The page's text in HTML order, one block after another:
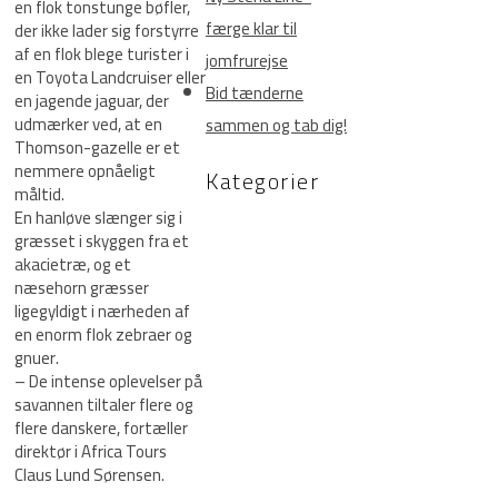
en flok tonstunge bøfler,
der ikke lader sig forstyrre
af en flok blege turister i
en Toyota Landcruiser eller
en jagende jaguar, der
udmærker ved, at en
Thomson-gazelle er et
nemmere opnåeligt
måltid.
En hanløve slænger sig i
græsset i skyggen fra et
akacietræ, og et
næsehorn græsser
ligegyldigt i nærheden af
en enorm flok zebraer og
gnuer.
– De intense oplevelser på
savannen tiltaler flere og
flere danskere, fortæller
direktør i Africa Tours
Claus Lund Sørensen.
færge klar til
jomfrurejse
Bid tænderne
sammen og tab dig!
Kategorier